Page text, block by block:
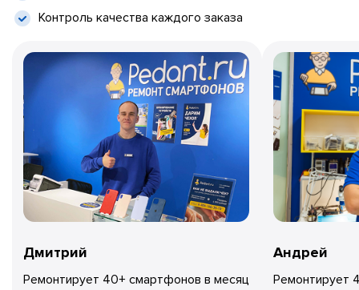
Контроль качества каждого заказа
Дмитрий
Ремонтирует 40+ смартфонов в месяц
Андрей
Ремонтирует